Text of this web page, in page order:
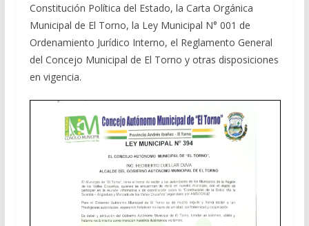
Constitución Política del Estado, la Carta Orgánica
Municipal de El Torno, la Ley Municipal N° 001 de
Ordenamiento Jurídico Interno, el Reglamento General
del Concejo Municipal de El Torno y otras disposiciones
en vigencia.